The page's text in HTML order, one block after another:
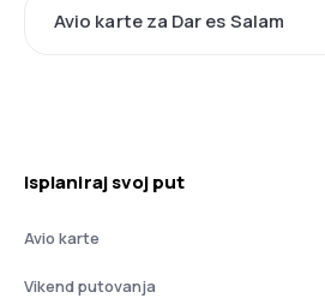
Avio karte za Dar es Salam
Isplaniraj svoj put
Avio karte
Vikend putovanja